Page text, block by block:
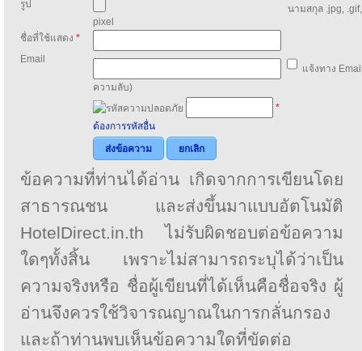
รูป
นามสกุล .jpg,
pixel
ชื่อที่ใช้แสดง *
Email
แจ้งทาง
ความลับ)
*
ต้องการรหัสอื่น
ส่งข้อความ
ยกเลิก
ข้อความที่ท่านได้อ่าน เกิดจากการเขียนโดย
สาธารณชน และส่งขึ้นมาแบบอัตโนมัติ
HotelDirect.in.th ไม่รับผิดชอบต่อข้อความ
ใดๆทั้งสิ้น เพราะไม่สามารถระบุได้ว่าเป็น
ความจริงหรือ ชื่อผู้เขียนที่ได้เห็นคือชื่อจริง ผู้
อ่านจึงควรใช้วิจารณญาณในการกลั่นกรอง
และถ้าท่านพบเห็นข้อความใดที่ขัดต่อ